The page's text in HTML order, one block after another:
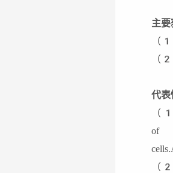
主
（
（
代表
（
of
（